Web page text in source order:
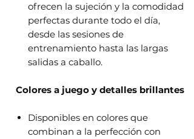
ofrecen la sujeción y la comodidad
perfectas durante todo el día,
desde las sesiones de
entrenamiento hasta las largas
salidas a caballo.
Colores a juego y detalles brillantes
Disponibles en colores que
combinan a la perfección con